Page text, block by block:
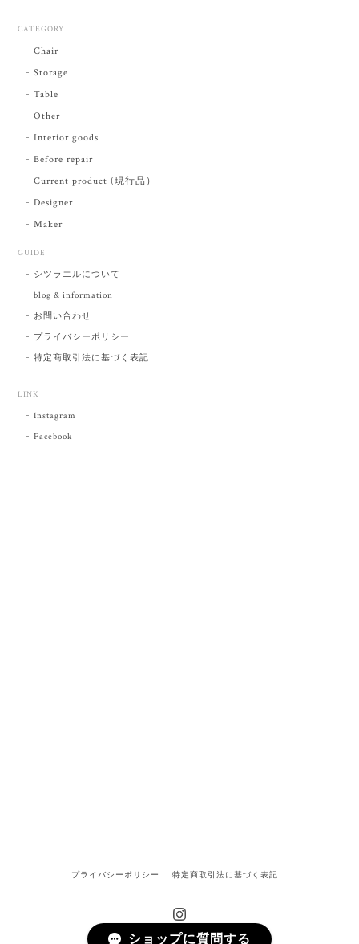
CATEGORY
Chair
Storage
Table
Other
Interior goods
Before repair
Current product (現行品）
Designer
Maker
GUIDE
シツラエルについて
blog & information
お問い合わせ
プライバシーポリシー
特定商取引法に基づく表記
LINK
Instagram
Facebook
プライバシーポリシー 特定商取引法に基づく表記
ショップに質問する